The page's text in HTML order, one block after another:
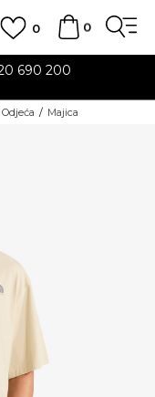
0
0
690 200
Odjeća Majica